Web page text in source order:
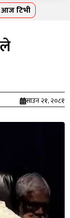
टिभी
साउन २१, २०८१